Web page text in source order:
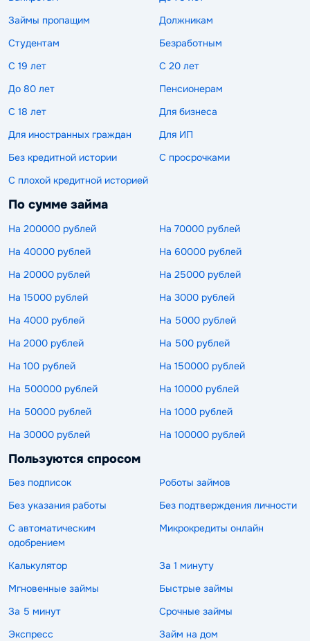
Займы пропащим
Должникам
Студентам
Безработным
С 19 лет
С 20 лет
До 80 лет
Пенсионерам
С 18 лет
Для бизнеса
Для иностранных граждан
Для ИП
Без кредитной истории
С просрочками
С плохой кредитной историей
По сумме займа
На 200000 рублей
На 70000 рублей
На 40000 рублей
На 60000 рублей
На 20000 рублей
На 25000 рублей
На 15000 рублей
На 3000 рублей
На 4000 рублей
На 5000 рублей
На 2000 рублей
На 500 рублей
На 100 рублей
На 150000 рублей
На 500000 рублей
На 10000 рублей
На 50000 рублей
На 1000 рублей
На 30000 рублей
На 100000 рублей
Пользуются спросом
Без подписок
Роботы займов
Без указания работы
Без подтверждения личности
С автоматическим
одобрением
Микрокредиты онлайн
Калькулятор
За 1 минуту
Мгновенные займы
Быстрые займы
За 5 минут
Срочные займы
Экспресс
Займ на дом